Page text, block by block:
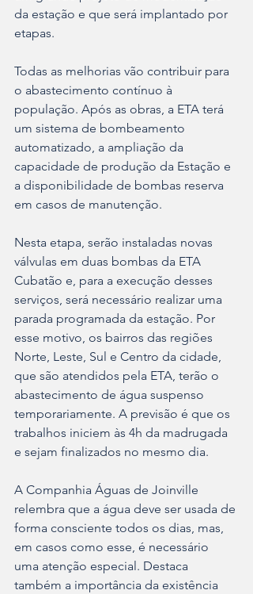
da estação e que será implantado por
etapas.
Todas as melhorias vão contribuir para
o abastecimento contínuo à
população. Após as obras, a ETA terá
um sistema de bombeamento
automatizado, a ampliação da
capacidade de produção da Estação e
a disponibilidade de bombas reserva
em casos de manutenção.
Nesta etapa, serão instaladas novas
válvulas em duas bombas da ETA
Cubatão e, para a execução desses
serviços, será necessário realizar uma
parada programada da estação. Por
esse motivo, os bairros das regiões
Norte, Leste, Sul e Centro da cidade,
que são atendidos pela ETA, terão o
abastecimento de água suspenso
temporariamente. A previsão é que os
trabalhos iniciem às 4h da madrugada
e sejam finalizados no mesmo dia.
A Companhia Águas de Joinville
relembra que a água deve ser usada de
forma consciente todos os dias, mas,
em casos como esse, é necessário
uma atenção especial. Destaca
também a importância da existência